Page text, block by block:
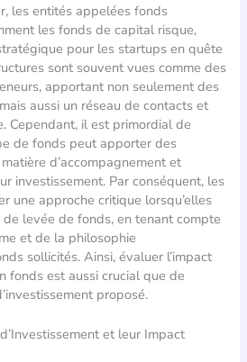
les entités appelées fonds
les fonds de capital risque,
pour les startups en quête
sont souvent vues comme des
apportant non seulement des
aussi un réseau de contacts et
Cependant, il est primordial de
de fonds peut apporter des
d’accompagnement et
investissement. Par conséquent, les
une approche critique lorsqu’elles
levée de fonds, en tenant compte
et de la philosophie
sollicités. Ainsi, évaluer l’impact
fonds est aussi crucial que de
proposé.
et leur Impact